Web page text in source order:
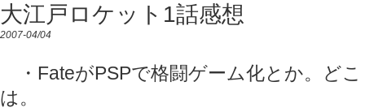
大江戸ロケット1話感想
2007-04/04
・FateがPSPで格闘ゲーム化とか。ど
は。